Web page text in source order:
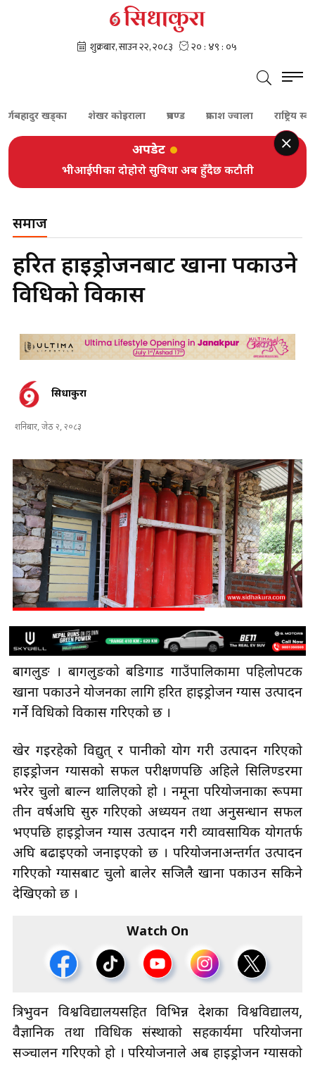
खड्का शेखर कोइराला प्रकाश ज्वाला राष्ट्रिय स्वतन्त्र
अपडेट
भीआईपीका दोहोरो सुविधा अब हुँदैछ कटौती
समाज
हरित हाइड्रोजनबाट खाना पकाउने
प्रविधिको विकास
सिधाकुरा
शनिबार, जेठ २, २०८३
बागलुङ । बागलुङको बडिगाड गाउँपालिकामा पहिलोपटक
खाना पकाउने प्रयोजनका लागि हरित हाइड्रोजन ग्यास उत्पादन
गर्ने प्रविधिको विकास गरिएको छ ।
खेर गइरहेको विद्युत् र पानीको प्रयोग गरी उत्पादन गरिएको
हाइड्रोजन ग्यासको सफल परीक्षणपछि अहिले सिलिण्डरमा
भरेर चुलो बाल्न थालिएको हो । नमूना परियोजनाका रूपमा
तीन वर्षअघि सुरु गरिएको अध्ययन तथा अनुसन्धान सफल
भएपछि हाइड्रोजन ग्यास उत्पादन गरी व्यावसायिक प्रयोगतर्फ
अघि बढाइएको जनाइएको छ । परियोजनाअन्तर्गत उत्पादन
गरिएको ग्यासबाट चुलो बालेर सजिलै खाना पकाउन सकिने
देखिएको छ ।
Watch On
त्रिभुवन विश्वविद्यालयसहित विभिन्न देशका विश्वविद्यालय,
वैज्ञानिक तथा प्राविधिक संस्थाको सहकार्यमा परियोजना
सञ्चालन गरिएको हो । परियोजनाले अब हाइड्रोजन ग्यासको